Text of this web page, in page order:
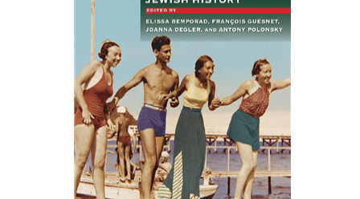
François Guesnet
Elissa
Bemporad
Joanna Degler
פולונסקי
הנחת אתר ספר מודפס
$75
$68